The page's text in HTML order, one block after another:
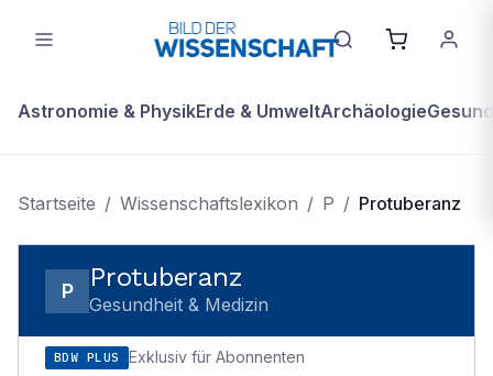
Astronomie & PhysikErde & UmweltArchäologie
Startseite / Wissenschaftslexikon / P / Protuberanz
P Protuberanz
Gesundheit & Medizin
BDW PLUS Exklusiv für Abonnenten